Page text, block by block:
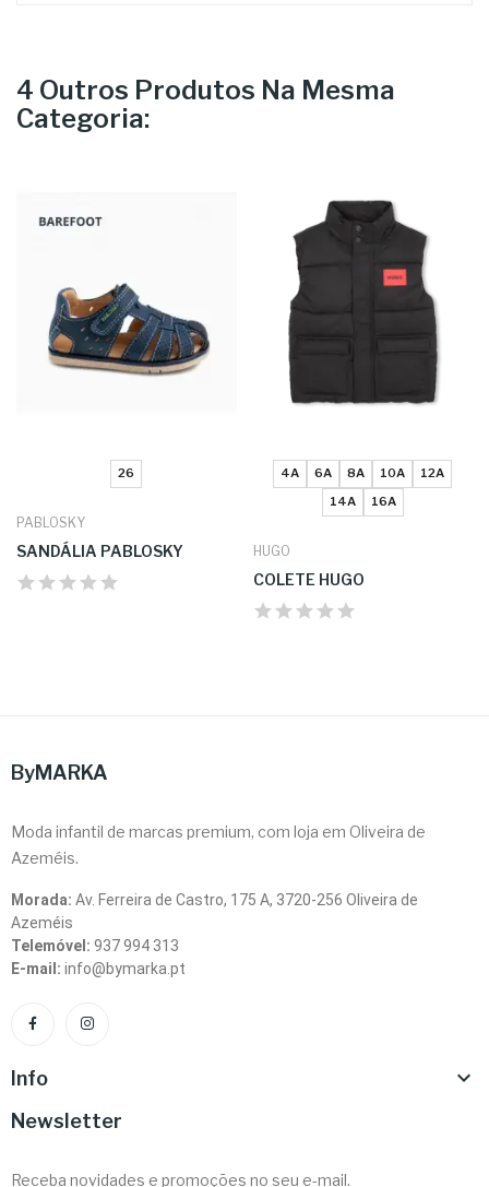
4 Outros Produtos Na Mesma
Categoria:
26
PABLOSKY
SANDÁLIA PABLOSKY
4A 6A 8A 10A
12A
14A
16A
HUGO
COLETE HUGO
ByMARKA
Moda infantil de marcas premium, com loja em Oliveira de
Azeméis.
Morada: Av. Ferreira de Castro, 175 A, 3720-256 Oliveira de
Azeméis
Telemóvel: 937 994 313
E-mail: info@bymarka.pt
Info 
Newsletter
Receba novidades e promoções no seu e-mail.